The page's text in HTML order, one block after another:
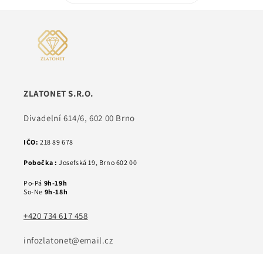
ZLATONET S.R.O.
Divadelní 614/6, 602 00 Brno
IČO: 218 89 678
Pobočka : Josefská 19, Brno 602 00
Po-Pá 9h-19h
So-Ne 9h-18h
+420 734 617 458
infozlatonet@email.cz